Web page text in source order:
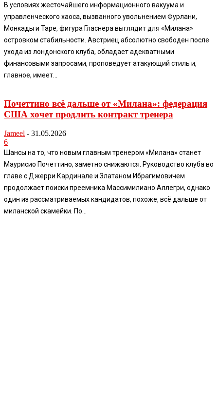
В условиях жесточайшего информационного вакуума и
управленческого хаоса, вызванного увольнением Фурлани,
Монкады и Таре, фигура Гласнера выглядит для «Милана»
островком стабильности. Австриец абсолютно свободен после
ухода из лондонского клуба, обладает адекватными
финансовыми запросами, проповедует атакующий стиль и,
главное, имеет...
Почеттино всё дальше от «Милана»: федерация
США хочет продлить контракт тренера
Jameel - 31.05.2026
6
Шансы на то, что новым главным тренером «Милана» станет
Маурисио Почеттино, заметно снижаются. Руководство клуба во
главе с Джерри Кардинале и Златаном Ибрагимовичем
продолжает поиски преемника Массимилиано Аллегри, однако
один из рассматриваемых кандидатов, похоже, всё дальше от
миланской скамейки. По...